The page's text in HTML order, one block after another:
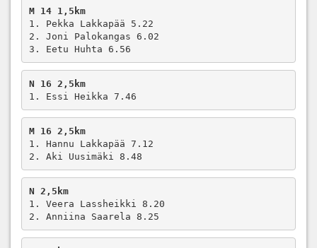
M 14 1,5km
1. Pekka Lakkapää 5.22
2. Joni Palokangas 6.02
3. Eetu Huhta 6.56
N 16 2,5km
1. Essi Heikka 7.46
M 16 2,5km
1. Hannu Lakkapää 7.12
2. Aki Uusimäki 8.48
N 2,5km
1. Veera Lassheikki 8.20
2. Anniina Saarela 8.25